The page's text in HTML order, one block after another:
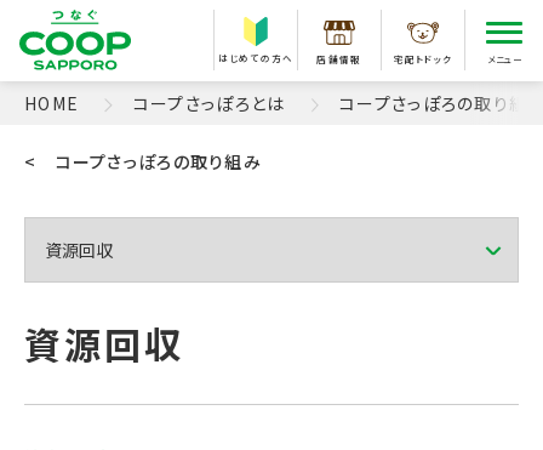
はじめての方へ 店舗情報 宅配トドック メニュー
HOME コープさっぽろとは コープさっぽろの取り組
< コープさっぽろの取り組み